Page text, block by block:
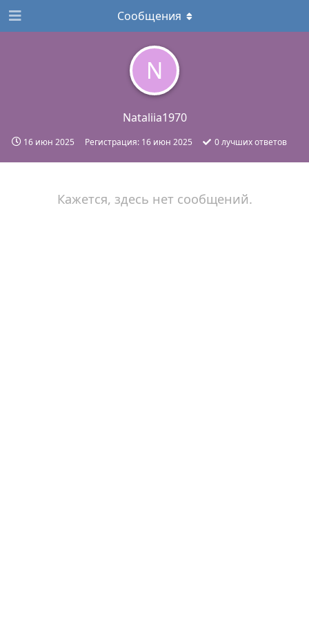
N
Nataliia1970
16 июн 2025 Регистрация: 16 июн 2025 0лучших ответов
Сообщения
Кажется, здесь нет сообщений.